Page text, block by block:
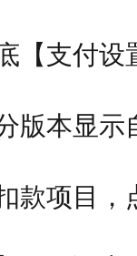
【支付设
版本显示
款项目，